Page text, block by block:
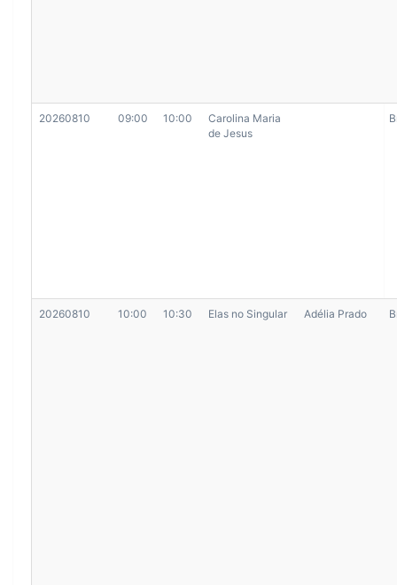
20260810 09:00 10:00
Carolina Maria
de Jesus
20260810 10:00 10:30 Elas no Singular Adélia Prado